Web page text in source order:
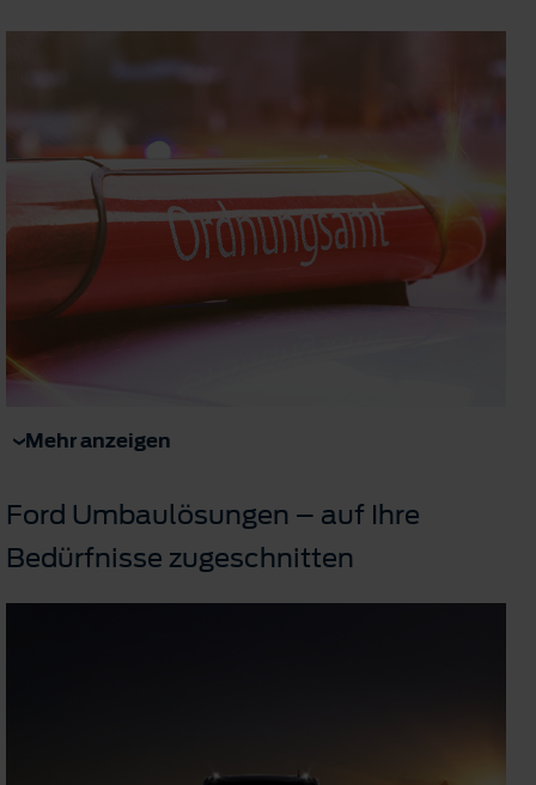
Mehr anzeigen
Ford Umbaulösungen – auf Ihre
Bedürfnisse zugeschnitten